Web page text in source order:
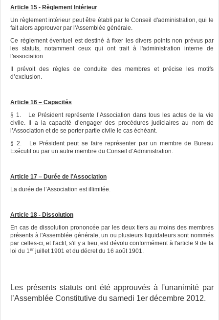
Article 15 - Règlement Intérieur
Un règlement intérieur peut être établi par le Conseil d'administration, qui le
fait alors approuver par l'Assemblée générale.
Ce règlement éventuel est destiné à fixer les divers points non prévus par
les statuts, notamment ceux qui ont trait à l'administration interne de
l'association.
Il prévoit des règles de conduite des membres et précise les motifs
d’exclusion.
Article 16 – Capacités
§ 1. Le Président représente l’Association dans tous les actes de la vie
civile. Il a la capacité d’engager des procédures judiciaires au nom de
l’Association et de se porter partie civile le cas échéant.
§ 2. Le Président peut se faire représenter par un membre de Bureau
Exécutif ou par un autre membre du Conseil d’Administration.
Article 17 – Durée de l’Association
La durée de l’Association est illimitée.
Article 18 - Dissolution
En cas de dissolution prononcée par les deux tiers au moins des membres
présents à l'Assemblée générale, un ou plusieurs liquidateurs sont nommés
par celles-ci, et l'actif, s'il y a lieu, est dévolu conformément à l'article 9 de la
loi du 1 er juillet 1901 et du décret du 16 août 1901.
Les présents statuts ont été approuvés à l'unanimité par
l’Assemblée Constitutive du samedi 1er décembre 2012.